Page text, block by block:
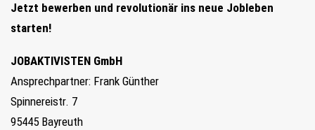
Jetzt bewerben und revolutionär ins neue Jobleben
starten!
JOBAKTIVISTEN GmbH
Ansprechpartner: Frank Günther
Spinnereistr. 7
95445 Bayreuth